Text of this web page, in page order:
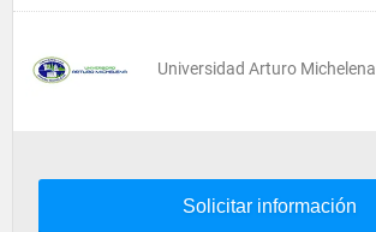
Universidad Arturo Michelena
Solicitar información